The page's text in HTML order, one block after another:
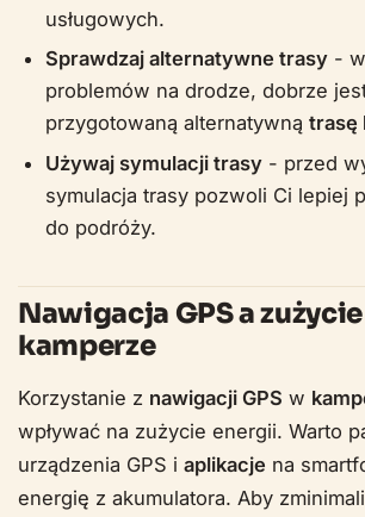
usługowych.
Sprawdzaj alternatywne trasy -
problemów na drodze, dobrze
przygotowaną alternatywnątrasę
Używaj symulacji trasy - przed
symulacja trasy pozwoli Ci lepiej
do podróży.
Nawigacja GPS a
kamperze
Korzystanie z nawigacji GPS w
wpływać na zużycie energii. Warto
urządzenia GPS i aplikacje na
energię z akumulatora. Aby